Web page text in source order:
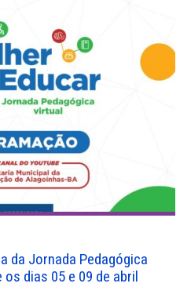
da Jornada Pedagógica
dias 05 e 09 de abril